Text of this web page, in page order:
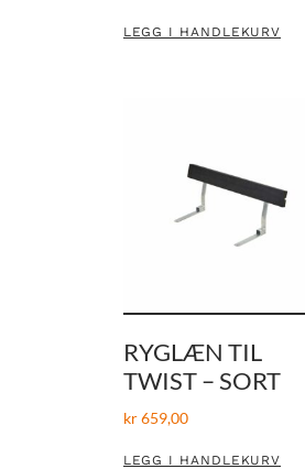
LEGG I HANDLEKURV
RYGLÆN TIL
TWIST – SORT
kr659,00
LEGG I HANDLEKURV